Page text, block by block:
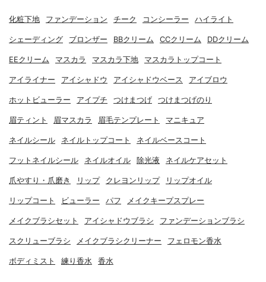
化粧下地 ファンデーション チーク コンシーラー ハイライト
シェーディング ブロンザー BBクリーム CCクリーム DDクリーム
EEクリーム マスカラ マスカラ下地 マスカラトップコート
アイライナー アイシャドウ アイシャドウベース アイブロウ
ホットビューラー アイプチ つけまつげ つけまつげのり
眉ティント 眉マスカラ 眉毛テンプレート マニキュア
ネイルシール ネイルトップコート ネイルベースコート
フットネイルシール ネイルオイル 除光液 ネイルケアセット
爪やすり・爪磨き リップ クレヨンリップ リップオイル
リップコート ビューラー パフ メイクキープスプレー
メイクブラシセット アイシャドウブラシ ファンデーションブラシ
スクリューブラシ メイクブラシクリーナー フェロモン香水
ボディミスト 練り香水 香水